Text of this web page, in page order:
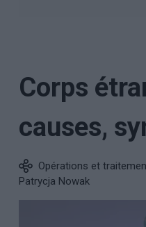
Corps
causes,
Opérations et
Patrycja Nowak